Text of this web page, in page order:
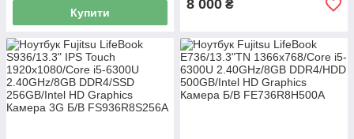
Купити
8 000 ₴